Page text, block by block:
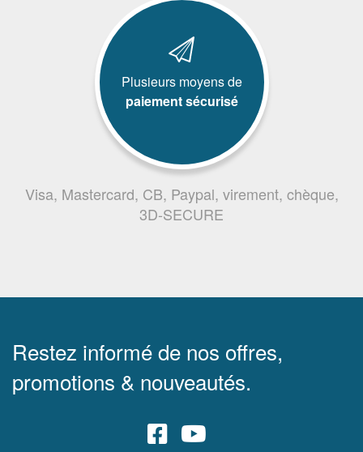
Plusieurs moyens de
paiement sécurisé
Visa, Mastercard, CB, Paypal, virement, chèque,
3D-SECURE
Restez informé de nos offres,
promotions & nouveautés.